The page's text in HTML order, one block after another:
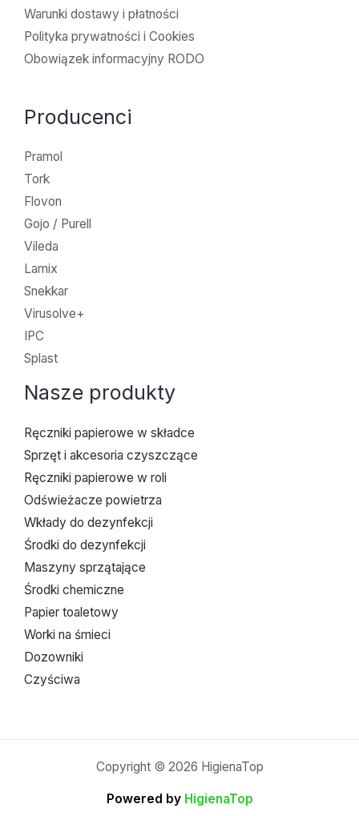
Warunki dostawy i płatności
Polityka prywatności i Cookies
Obowiązek informacyjny RODO
Producenci
Pramol
Tork
Flovon
Gojo / Purell
Vileda
Lamix
Snekkar
Virusolve+
IPC
Splast
Nasze produkty
Ręczniki papierowe w składce
Sprzęt i akcesoria czyszczące
Ręczniki papierowe w roli
Odświeżacze powietrza
Wkłady do dezynfekcji
Środki do dezynfekcji
Maszyny sprzątające
Środki chemiczne
Papier toaletowy
Worki na śmieci
Dozowniki
Czyściwa
Copyright © 2026 HigienaTop
Powered byHigienaTop